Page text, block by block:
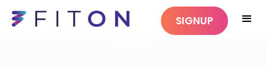
SIGNUP